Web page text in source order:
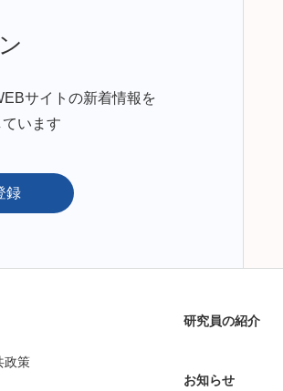
サイトの新着情報を
います
録
政策
研究員の紹介
お知らせ